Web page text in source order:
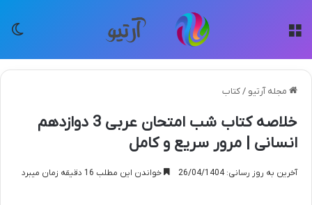
مجله آرتیو /کتاب
خلاصه کتاب شب امتحان عربی 3 دوازدهم
انسانی | مرور سریع و کامل
آخرین به روز رسانی: 26/04/1404 خواندن این مطلب 16 دقیقه زمان میبرد